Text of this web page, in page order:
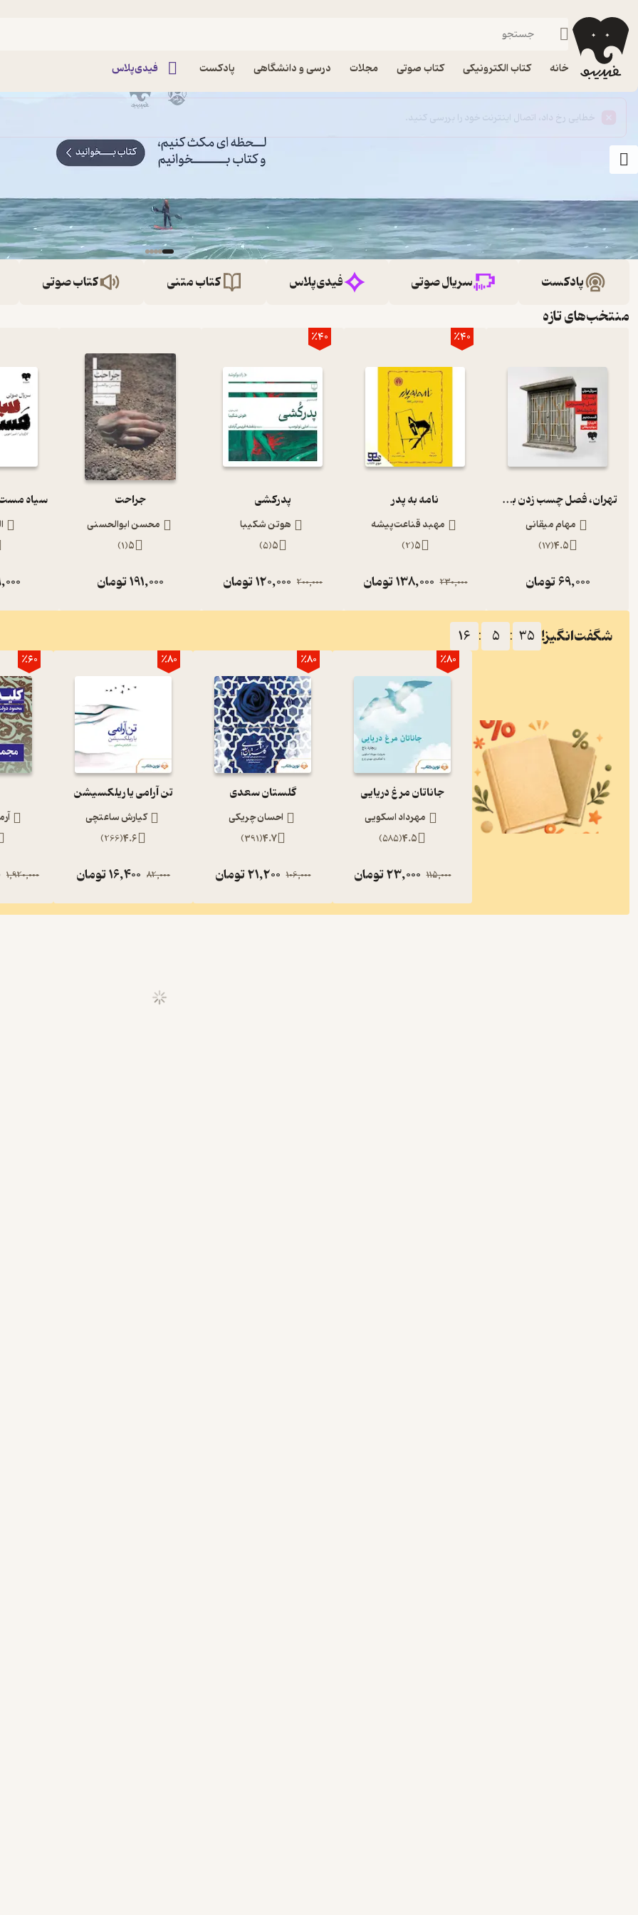
خانه کتاب الکترونیکی کتاب صوتی مجلات درسی و دانشگاهی پادکست فیدی‌پلاس
پادکست سریال صوتی فیدی‌پلاس کتاب متنی کتاب صوتی
منتخب‌های تازه
تهران، فصل چسب زدن به شیشه‌ها (قسمت دوم)
مهام میقانی
4.5
(
17
)
69,000تومان
٪40
نامه به پدر
مهبد قناعت‌پیشه
5
(
2
)
230,000
138,000تومان
٪40
پدرکشی
هوتن شکیبا
5
(
5
)
200,000
120,000تومان
جراحت
محسن ابوالحسنی
5
(
1
)
191,000تومان
شگفت‌انگیز! 34
:
5
:
16
٪80
جاناتان مرغ دریایی
مهرداد اسکویی
4.5
(
585
)
115,000
23,000تومان
٪80
گلستان سعدی
احسان چریکی
4.7
(
391
)
106,000
21,200تومان
٪80
تن آرامی یا ریلکسیشن
کیارش ساعتچی
4.6
(
266
)
82,000
16,400تومان
٪60
1,920,000